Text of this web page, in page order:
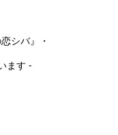
シバ』
・
ます -